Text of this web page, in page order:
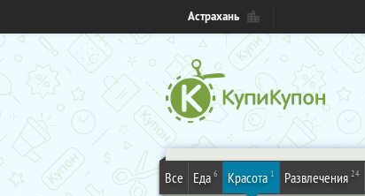
Астрахань
Все Еда 6 Красота 1 Развлечения 24